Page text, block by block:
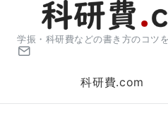
学振・科研費などの書き方のコツ
科研費.com